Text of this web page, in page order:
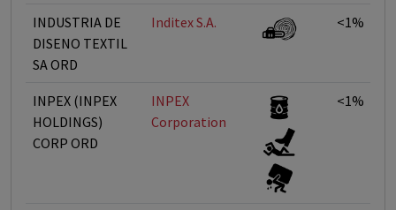
INDUSTRIA DE
DISENO TEXTIL
SA ORD
Inditex S.A. <1%
INPEX (INPEX
HOLDINGS)
CORP ORD
INPEX
Corporation
<1%